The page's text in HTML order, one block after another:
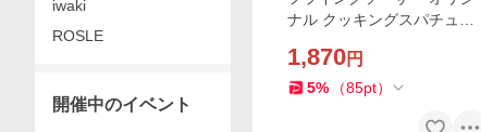
ナル クッキングスパチュラ
耐熱300℃一体成型【レビュ
ー投稿で商品価格(税抜)10%
1,870円
5% （85pt）
iwaki
ROSLE
開催中のイベント